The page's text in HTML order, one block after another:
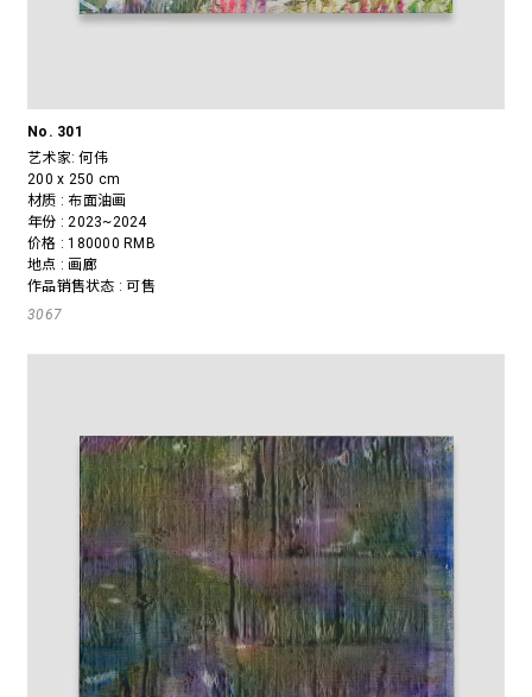
No. 301
艺术家:何伟
200 x 250 cm
材质 : 布面油画
年份 : 2023~2024
价格 : 180000 RMB
地点 : 画廊
作品销售状态 : 可售
3067